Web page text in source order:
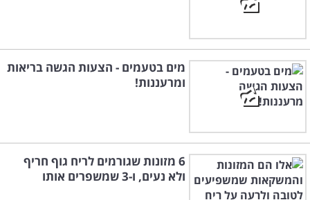
מים בטעמים - הצעות הגשה בריאות
ומרעננות!
6 מזונות שגורמים לריח גוף חריף
ולא נעים, ו-3 שמשפרים אותו